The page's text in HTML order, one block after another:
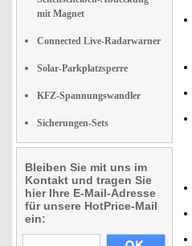
mit Magnet
Connected Live-Radarwarner
Solar-Parkplatzsperre
KFZ-Spannungswandler
Sicherungen-Sets
Bleiben Sie mit uns im
Kontakt und tragen Sie
hier Ihre E-Mail-Adresse
für unsere HotPrice-Mail
ein: